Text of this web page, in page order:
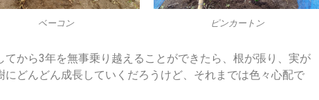
ベーコン ピンカートン
てから3年を無事乗り越えることができたら、根が張り、実が
にどんどん成長していくだろうけど、それまでは色々心配で